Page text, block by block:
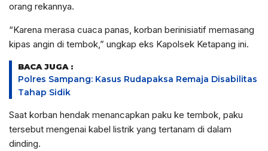
orang rekannya.
“Karena merasa cuaca panas, korban berinisiatif memasang
kipas angin di tembok,” ungkap eks Kapolsek Ketapang ini.
BACA JUGA :
Polres Sampang: Kasus Rudapaksa Remaja Disabilitas
Tahap Sidik
Saat korban hendak menancapkan paku ke tembok, paku
tersebut mengenai kabel listrik yang tertanam di dalam
dinding.